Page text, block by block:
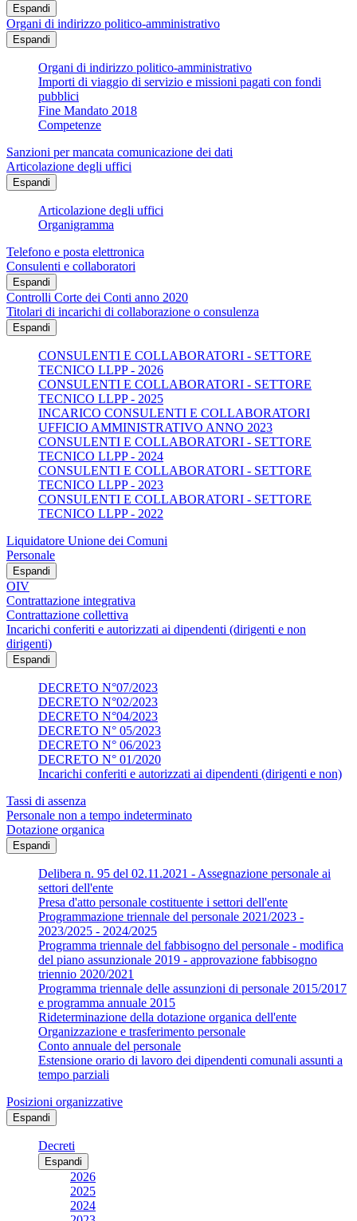
Espandi
Organi di indirizzo politico-amministrativo
Espandi
Organi di indirizzo politico-amministrativo
Importi di viaggio di servizio e missioni pagati con fondi
pubblici
Fine Mandato 2018
Competenze
Sanzioni per mancata comunicazione dei dati
Articolazione degli uffici
Espandi
Articolazione degli uffici
Organigramma
Telefono e posta elettronica
Consulenti e collaboratori
Espandi
Controlli Corte dei Conti anno 2020
Titolari di incarichi di collaborazione o consulenza
Espandi
CONSULENTI E COLLABORATORI - SETTORE
TECNICO LLPP - 2026
CONSULENTI E COLLABORATORI - SETTORE
TECNICO LLPP - 2025
INCARICO CONSULENTI E COLLABORATORI
UFFICIO AMMINISTRATIVO ANNO 2023
CONSULENTI E COLLABORATORI - SETTORE
TECNICO LLPP - 2024
CONSULENTI E COLLABORATORI - SETTORE
TECNICO LLPP - 2023
CONSULENTI E COLLABORATORI - SETTORE
TECNICO LLPP - 2022
Liquidatore Unione dei Comuni
Personale
Espandi
OIV
Contrattazione integrativa
Contrattazione collettiva
Incarichi conferiti e autorizzati ai dipendenti (dirigenti e non
dirigenti)
Espandi
DECRETO N°07/2023
DECRETO N°02/2023
DECRETO N°04/2023
DECRETO N° 05/2023
DECRETO N° 06/2023
DECRETO N° 01/2020
Incarichi conferiti e autorizzati ai dipendenti (dirigenti e non)
Tassi di assenza
Personale non a tempo indeterminato
Dotazione organica
Espandi
Delibera n. 95 del 02.11.2021 - Assegnazione personale ai
settori dell'ente
Presa d'atto personale costituente i settori dell'ente
Programmazione triennale del personale 2021/2023 -
2023/2025 - 2024/2025
Programma triennale del fabbisogno del personale - modifica
del piano assunzionale 2019 - approvazione fabbisogno
triennio 2020/2021
Programma triennale delle assunzioni di personale 2015/2017
e programma annuale 2015
Rideterminazione della dotazione organica dell'ente
Organizzazione e trasferimento personale
Conto annuale del personale
Estensione orario di lavoro dei dipendenti comunali assunti a
tempo parziali
Posizioni organizzative
Espandi
Decreti
Espandi
2026
2025
2024